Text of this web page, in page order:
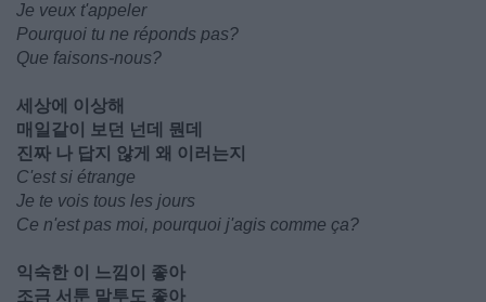
Je veux t'appeler
Pourquoi tu ne réponds pas?
Que faisons-nous?
세상에 이상해
매일같이 보던 넌데 뭔데
진짜 나 답지 않게 왜 이러는지
C'est si étrange
Je te vois tous les jours
Ce n'est pas moi, pourquoi j'agis comme ça?
익숙한 이 느낌이 좋아
조금 서툰 말투도 좋아